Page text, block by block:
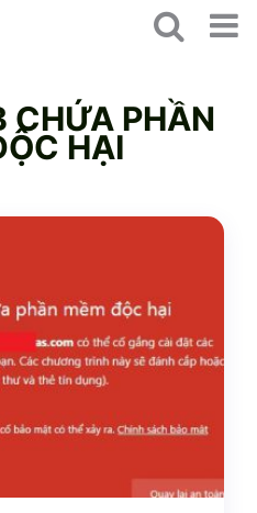
CHỨA PHẦN
HẠI